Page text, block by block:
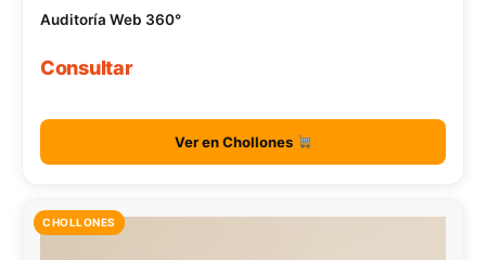
Auditoría Web 360°
Consultar
Ver en Chollones
CHOLLONES